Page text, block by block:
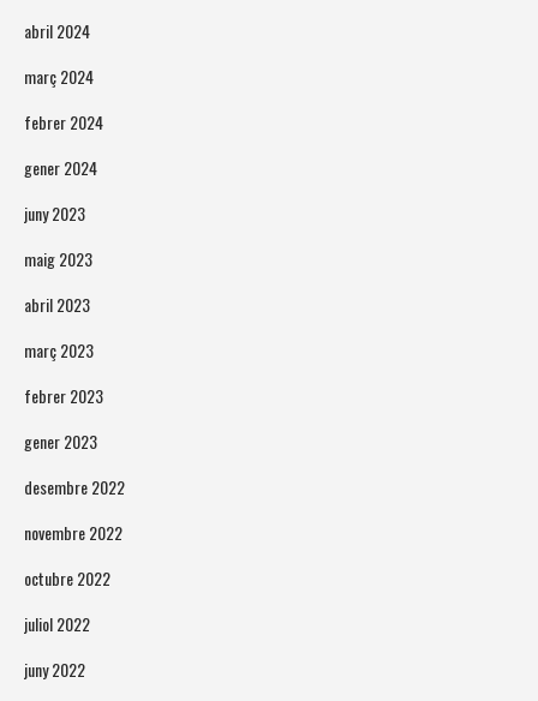
abril 2024
març 2024
febrer 2024
gener 2024
juny 2023
maig 2023
abril 2023
març 2023
febrer 2023
gener 2023
desembre 2022
novembre 2022
octubre 2022
juliol 2022
juny 2022